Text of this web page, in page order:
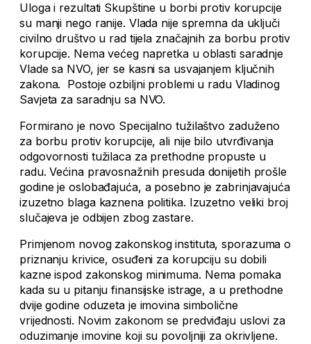
Uloga i rezultati Skupštine u borbi protiv korupcije
su manji nego ranije. Vlada nije spremna da uključi
civilno društvo u rad tijela značajnih za borbu protiv
korupcije. Nema većeg napretka u oblasti saradnje
Vlade sa NVO, jer se kasni sa usvajanjem ključnih
zakona. Postoje ozbiljni problemi u radu Vladinog
Savjeta za saradnju sa NVO.
Formirano je novo Specijalno tužilaštvo zaduženo
za borbu protiv korupcije, ali nije bilo utvrđivanja
odgovornosti tužilaca za prethodne propuste u
radu. Većina pravosnažnih presuda donijetih prošle
godine je oslobađajuća, a posebno je zabrinjavajuća
izuzetno blaga kaznena politika. Izuzetno veliki broj
slučajeva je odbijen zbog zastare.
Primjenom novog zakonskog instituta, sporazuma o
priznanju krivice, osuđeni za korupciju su dobili
kazne ispod zakonskog minimuma. Nema pomaka
kada su u pitanju finansijske istrage, a u prethodne
dvije godine oduzeta je imovina simbolične
vrijednosti. Novim zakonom se predviđaju uslovi za
oduzimanje imovine koji su povoljniji za okrivljene.